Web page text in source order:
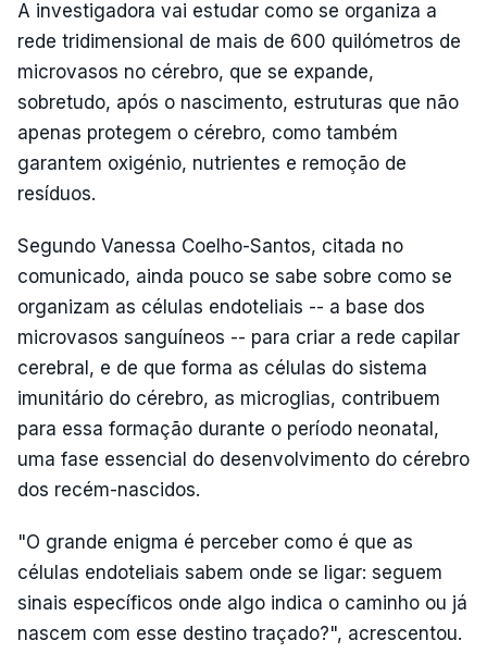
A investigadora vai estudar como se organiza a
rede tridimensional de mais de 600 quilómetros de
microvasos no cérebro, que se expande,
sobretudo, após o nascimento, estruturas que não
apenas protegem o cérebro, como também
garantem oxigénio, nutrientes e remoção de
resíduos.
Segundo Vanessa Coelho-Santos, citada no
comunicado, ainda pouco se sabe sobre como se
organizam as células endoteliais -- a base dos
microvasos sanguíneos -- para criar a rede capilar
cerebral, e de que forma as células do sistema
imunitário do cérebro, as microglias, contribuem
para essa formação durante o período neonatal,
uma fase essencial do desenvolvimento do cérebro
dos recém-nascidos.
"O grande enigma é perceber como é que as
células endoteliais sabem onde se ligar: seguem
sinais específicos onde algo indica o caminho ou já
nascem com esse destino traçado?", acrescentou.